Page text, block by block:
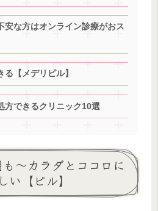
安な方はオンライン診療がおス
る【メデリピル】
方できるクリニック10選
～カラダとココロに
い【ピル】